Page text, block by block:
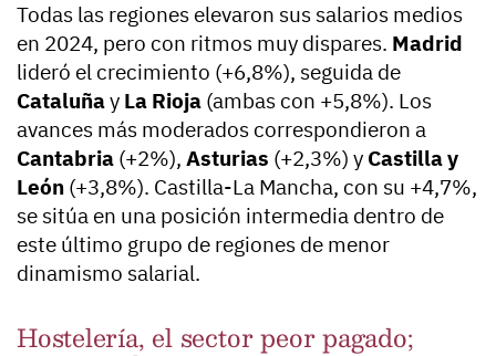
Todas las regiones elevaron sus salarios medios
en 2024, pero con ritmos muy dispares. Madrid
lideró el crecimiento (+6,8%), seguida de
Cataluñay La Rioja (ambas con +5,8%). Los
avances más moderados correspondieron a
Cantabria (+2%), Asturias (+2,3%) y Castilla y
León (+3,8%). Castilla-La Mancha, con su +4,7%,
se sitúa en una posición intermedia dentro de
este último grupo de regiones de menor
dinamismo salarial.
Hostelería, el sector peor pagado;